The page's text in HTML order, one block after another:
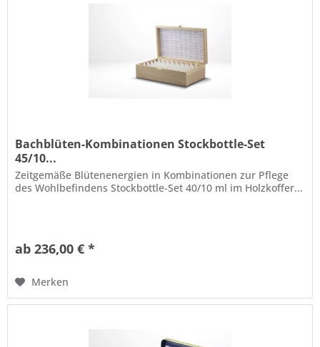
Bachblüten-Kombinationen Stockbottle-Set
45/10...
Zeitgemäße Blütenenergien in Kombinationen zur Pflege
des Wohlbefindens Stockbottle-Set 40/10 ml im Holzkoffer...
ab 236,00 € *
Merken